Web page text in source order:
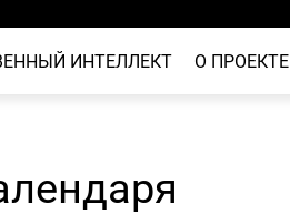
ИНТЕЛЛЕКТ О ПРОЕКТЕ